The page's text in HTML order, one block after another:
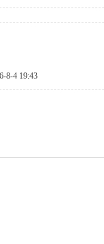
8-4 19:43